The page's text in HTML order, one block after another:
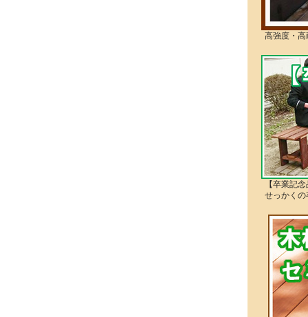
高強度・
【卒業記
せっかく